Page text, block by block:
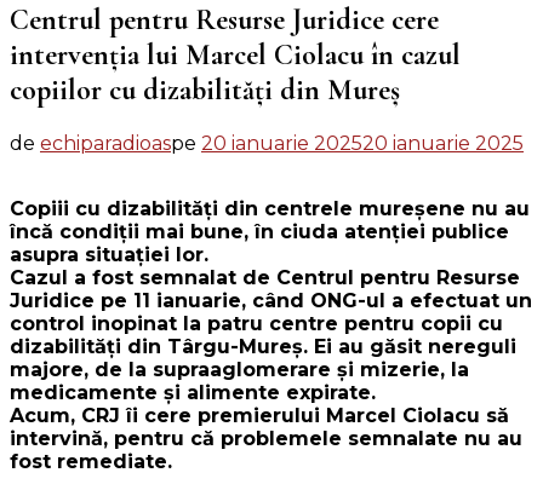
Centrul pentru Resurse Juridice cere
intervenția lui Marcel Ciolacu în cazul
copiilor cu dizabilități din Mureș
de echiparadioaspe 20 ianuarie 202520 ianuarie 2025
Copiii cu dizabilități din centrele mureșene nu au
încă condiții mai bune, în ciuda atenției publice
asupra situației lor.
Cazul a fost semnalat de Centrul pentru Resurse
Juridice pe 11 ianuarie, când ONG-ul a efectuat un
control inopinat la patru centre pentru copii cu
dizabilități din Târgu-Mureș. Ei au găsit nereguli
majore, de la supraaglomerare și mizerie, la
medicamente și alimente expirate.
Acum, CRJ îi cere premierului Marcel Ciolacu să
intervină, pentru că problemele semnalate nu au
fost remediate.